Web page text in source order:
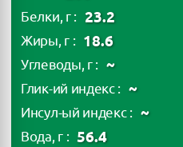
Белки, г : 23.2
Жиры, г : 18.6
Углеводы, г : ~
Глик-ий индекс : ~
Инсул-ый индекс : ~
Вода, г : 56.4